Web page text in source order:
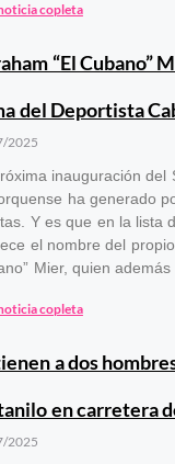
copleta
“El Cubano”
del Deportista
2025
inauguración del
ha generado
Y es que en la lista
el nombre del
Mier, quien
copleta
a dos
en carretera
2025